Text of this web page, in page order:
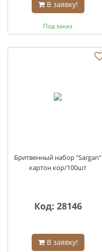
В заявку!
Под заказ
Бритвенный набор "Sargan"
картон кор/100шт
Код: 28146
В заявку!